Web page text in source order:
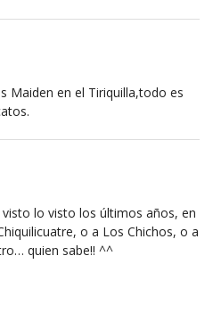
Maiden en el Tiriquilla,todo es
lo visto los últimos años, en
o a Los Chichos, o a
quien sabe!! ^^